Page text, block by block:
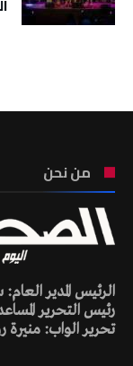
من نحن
الرئيس المدير
رئيس التحرير
تحرير الواب: منيرة